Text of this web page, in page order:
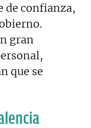
de confianza,
gran
que se